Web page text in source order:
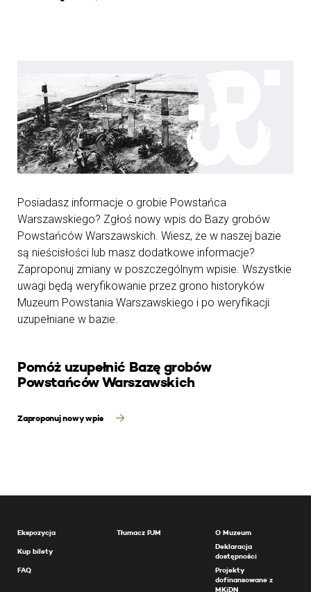
Posiadasz informacje o grobie Powstańca
Warszawskiego? Zgłoś nowy wpis do Bazy grobów
Powstańców Warszawskich. Wiesz, że w naszej bazie
są nieścisłości lub masz dodatkowe informacje?
Zaproponuj zmiany w poszczególnym wpisie. Wszystkie
uwagi będą weryfikowanie przez grono historyków
Muzeum Powstania Warszawskiego i po weryfikacji
uzupełniane w bazie.
Pomóż uzupełnić Bazę grobów
Powstańców Warszawskich
Zaproponuj nowy wpis
Ekspozycja
Kup bilety
FAQ
Tłumacz PJM
O Muzeum
Deklaracja
dostępności
Projekty
dofinansowane z
MKiDN